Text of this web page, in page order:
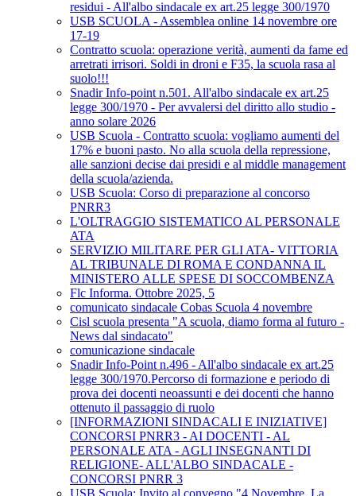
residui - All'albo sindacale ex art.25 legge 300/1970
USB SCUOLA - Assemblea online 14 novembre ore
17-19
Contratto scuola: operazione verità, aumenti da fame ed
arretrati irrisori. Soldi in droni e F35, la scuola rasa al
suolo!!!
Snadir Info-point n.501. All'albo sindacale ex art.25
legge 300/1970 - Per avvalersi del diritto allo studio -
anno solare 2026
USB Scuola - Contratto scuola: vogliamo aumenti del
17% e buoni pasto. No alla scuola della repressione,
alle sanzioni decise dai presidi e al middle management
della scuola/azienda.
USB Scuola: Corso di preparazione al concorso
PNRR3
L'OLTRAGGIO SISTEMATICO AL PERSONALE
ATA
SERVIZIO MILITARE PER GLI ATA- VITTORIA
AL TRIBUNALE DI ROMA E CONDANNA IL
MINISTERO ALLE SPESE DI SOCCOMBENZA
Flc Informa. Ottobre 2025, 5
comunicato sindacale Cobas Scuola 4 novembre
Cisl scuola presenta "A scuola, diamo forma al futuro -
News dal sindacato"
comunicazione sindacale
Snadir Info-Point n.496 - All'albo sindacale ex art.25
legge 300/1970.Percorso di formazione e periodo di
prova dei docenti neoassunti e dei docenti che hanno
ottenuto il passaggio di ruolo
[INFORMAZIONI SINDACALI E INIZIATIVE]
CONCORSI PNRR3 - AI DOCENTI - AL
PERSONALE ATA - AGLI INSEGNANTI DI
RELIGIONE- ALL'ALBO SINDACALE -
CONCORSI PNRR 3